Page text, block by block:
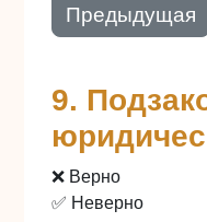
Предыдущая
9.
❌ Верно
✅ Неверно